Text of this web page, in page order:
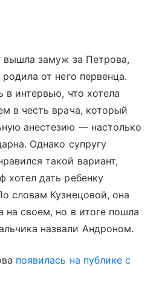
вышла замуж за Петрова,
от него первенца.
в интервью, что хотела
в честь врача, который
анестезию — настолько
Однако супругу
такой вариант,
хотел дать ребенку
словам Кузнецовой, она
на своем, но в итоге пошла
назвали Андроном.
появилась на публике с